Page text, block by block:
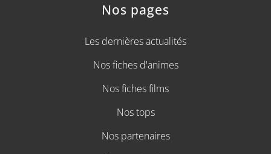
Nos pages
Les dernières actualités
Nos fiches d'animes
Nos fiches films
Nos tops
Nos partenaires